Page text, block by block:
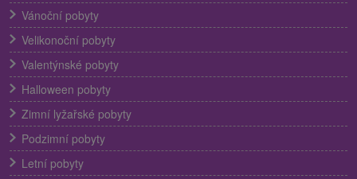
Vánoční pobyty
Velikonoční pobyty
Valentýnské pobyty
Halloween pobyty
Zimní lyžařské pobyty
Podzimní pobyty
Letní pobyty